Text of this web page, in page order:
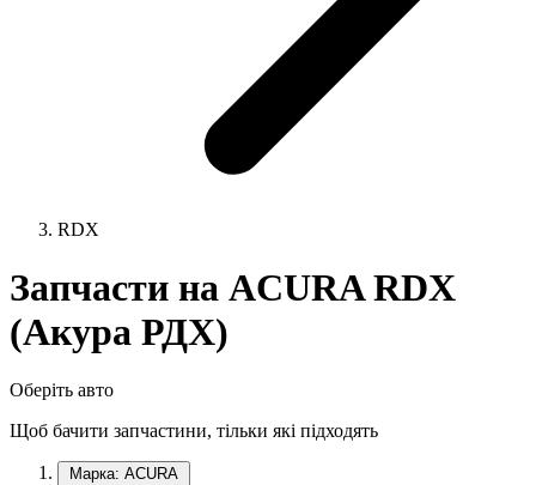
RDX
Запчасти на ACURA RDX
(Акура РДХ)
Оберіть авто
Щоб бачити запчастини, тільки які підходять
Марка: ACURA